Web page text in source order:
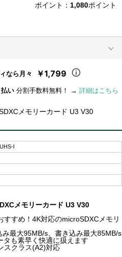
ポイント： 1,080ポイント
なら月々 ￥1,799
い 分割手数料無料！ → 詳細はこちら
メモリーカード U3 V30
I
メモリーカード U3 V30
すめ！4K対応のmicroSDXCメモリ
最大95MB/s、書き込み最大85MB/s
タも素早く快適に扱えます
スクラス(A2)対応